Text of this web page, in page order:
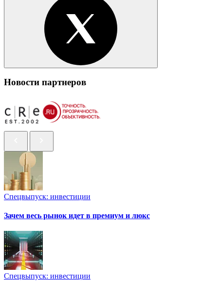
Новости партнеров
Спецвыпуск: инвестиции
Зачем весь рынок идет в премиум и люкс
Спецвыпуск: инвестиции